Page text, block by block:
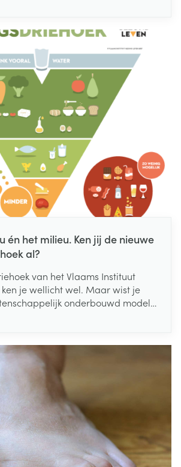
ontstaan problemen die
met geheugenverlies.
én het milieu. Ken jij de nieuwe
al?
van het Vlaams Instituut
ken je wellicht wel. Maar wist je
onderbouwd model
was echter nood aan een
de voedingsdriehoek meer
maken. Zo ontstond in 2021 de
die naast gezondheid
teken staat van
voeding. Eten moet niet
voor jezelf, maar ook goed
Die twee zaken gaan namelijk